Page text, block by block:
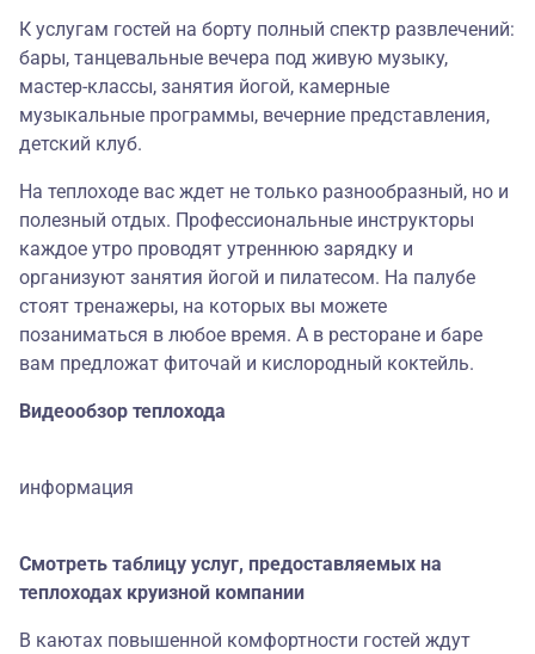
К услугам гостей на борту полный спектр развлечений:
бары, танцевальные вечера под живую музыку,
мастер-классы, занятия йогой, камерные
музыкальные программы, вечерние представления,
детский клуб.
На теплоходе вас ждет не только разнообразный, но и
полезный отдых. Профессиональные инструкторы
каждое утро проводят утреннюю зарядку и
организуют занятия йогой и пилатесом. На палубе
стоят тренажеры, на которых вы можете
позаниматься в любое время. А в ресторане и баре
вам предложат фиточай и кислородный коктейль.
Видеообзор теплохода
информация
Смотреть таблицу услуг, предоставляемых на
теплоходах круизной компании
В каютах повышенной комфортности гостей ждут